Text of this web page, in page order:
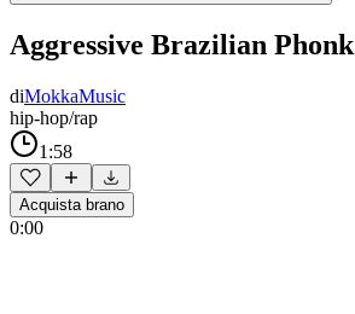
Aggressive Brazilian Phonk
diMokkaMusic
hip-hop/rap
1:58
Acquista brano
0:00